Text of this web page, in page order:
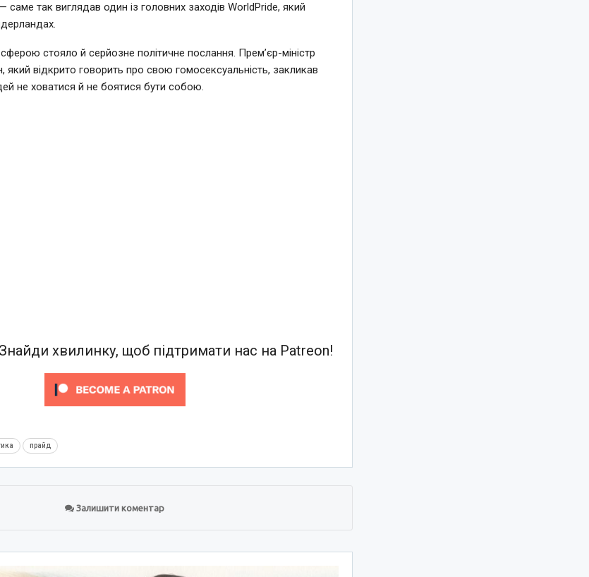
саме так виглядав один із головних заходів WorldPride, який
стояло й серйозне політичне послання. Прем’єр-міністр
який відкрито говорить про свою гомосексуальність, закликав
не ховатися й не боятися бути собою.
хвилинку, щоб підтримати нас на Patreon!
прайд
Залишити коментар